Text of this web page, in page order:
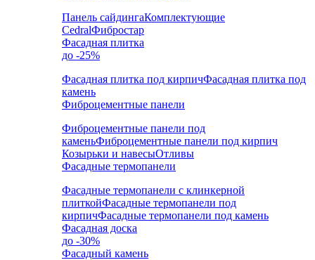
Панель сайдингаКомплектующие
CedralФибростар
Фасадная плитка
до -25%
Фасадная плитка под кирпичФасадная плитка под
камень
Фиброцементные панели
Фиброцементные панели под
каменьФиброцементные панели под кирпич
Козырьки и навесыОтливы
Фасадные термопанели
Фасадные термопанели с клинкерной
плиткойФасадные термопанели под
кирпичФасадные термопанели под камень
Фасадная доска
до -30%
Фасадный камень